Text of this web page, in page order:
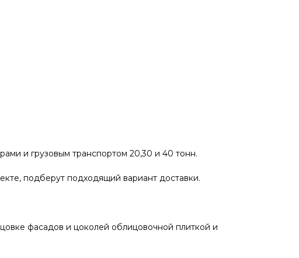
и грузовым транспортом 20,30 и 40 тонн.
подберут подходящий вариант доставки.
фасадов и цоколей облицовочной плиткой и